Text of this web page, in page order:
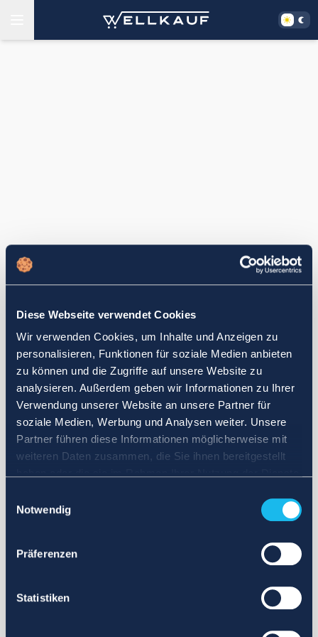
Diese Webseite verwendet Cookies
Wir verwenden Cookies, um Inhalte und Anzeigen zu
personalisieren, Funktionen für soziale Medien anbieten
zu können und die Zugriffe auf unsere Website zu
analysieren. Außerdem geben wir Informationen zu Ihrer
Verwendung unserer Website an unsere Partner für
soziale Medien, Werbung und Analysen weiter. Unsere
Partner führen diese Informationen möglicherweise mit
weiteren Daten zusammen, die Sie ihnen bereitgestellt
Notwendig
Präferenzen
Statistiken